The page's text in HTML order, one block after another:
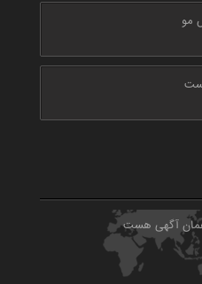
مو
آگهی هست